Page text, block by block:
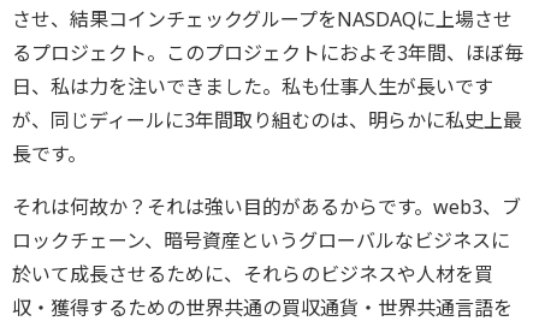
させ、結果コインチェックグループをNASDAQに上場させ
るプロジェクト。このプロジェクトにおよそ3年間、ほぼ毎
日、私は力を注いできました。私も仕事人生が長いです
が、同じディールに3年間取り組むのは、明らかに私史上最
長です。
それは何故か？それは強い目的があるからです。web3、ブ
ロックチェーン、暗号資産というグローバルなビジネスに
於いて成長させるために、それらのビジネスや人材を買
収・獲得するための世界共通の買収通貨・世界共通言語を